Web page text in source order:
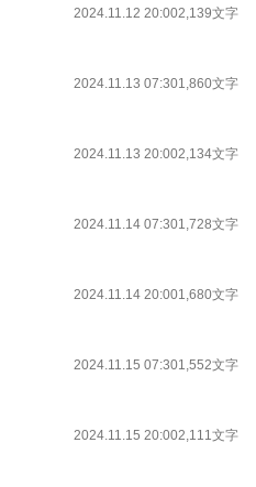
2024.11.12 20:002,139文字
2024.11.13 07:301,860文字
2024.11.13 20:002,134文字
2024.11.14 07:301,728文字
2024.11.14 20:001,680文字
2024.11.15 07:301,552文字
2024.11.15 20:002,111文字